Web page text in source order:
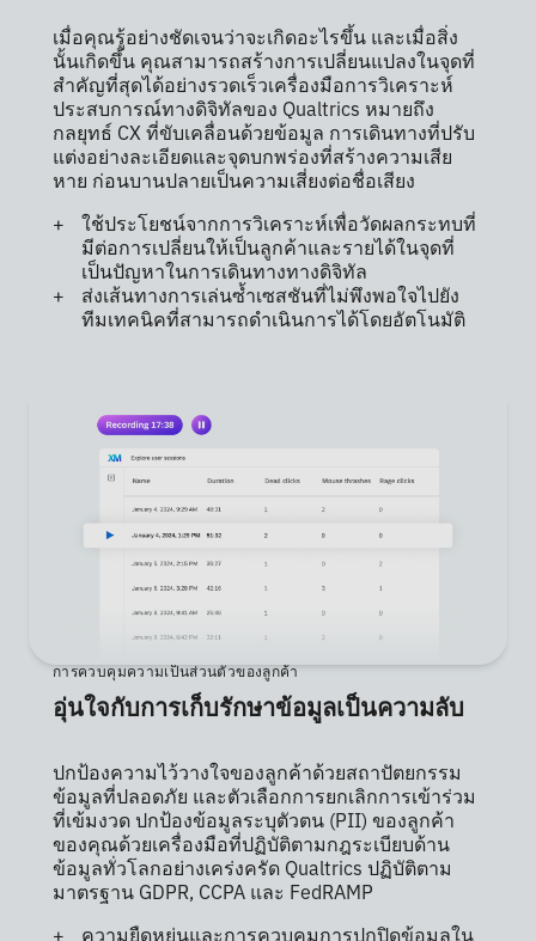
เมื่อคุณรู้อย่างชัดเจนว่าจะเกิดอะไรขึ้น และเมื่อสิ่ง
นั้นเกิดขึ้น คุณสามารถสร้างการเปลี่ยนแปลงในจุดที่
สำคัญที่สุดได้อย่างรวดเร็วเครื่องมือการวิเคราะห์
ประสบการณ์ทางดิจิทัลของ Qualtrics หมายถึง
กลยุทธ์ CX ที่ขับเคลื่อนด้วยข้อมูล การเดินทางที่ปรับ
แต่งอย่างละเอียดและจุดบกพร่องที่สร้างความเสีย
หาย ก่อนบานปลายเป็นความเสี่ยงต่อชื่อเสียง
ใช้ประโยชน์จากการวิเคราะห์เพื่อวัดผลกระทบที่
มีต่อการเปลี่ยนให้เป็นลูกค้าและรายได้ในจุดที่
เป็นปัญหาในการเดินทางทางดิจิทัล
ส่งเส้นทางการเล่นซ้ำเซสชันที่ไม่พึงพอใจไปยัง
ทีมเทคนิคที่สามารถดำเนินการได้โดยอัตโนมัติ
การควบคุมความเป็นส่วนตัวของลูกค้า
อุ่นใจกับการเก็บรักษาข้อมูลเป็นความลับ
ปกป้องความไว้วางใจของลูกค้าด้วยสถาปัตยกรรม
ข้อมูลที่ปลอดภัย และตัวเลือกการยกเลิกการเข้าร่วม
ที่เข้มงวด ปกป้องข้อมูลระบุตัวตน (PII) ของลูกค้า
ของคุณด้วยเครื่องมือที่ปฏิบัติตามกฎระเบียบด้าน
ข้อมูลทั่วโลกอย่างเคร่งครัด Qualtrics ปฏิบัติตาม
มาตรฐาน GDPR, CCPA และ FedRAMP